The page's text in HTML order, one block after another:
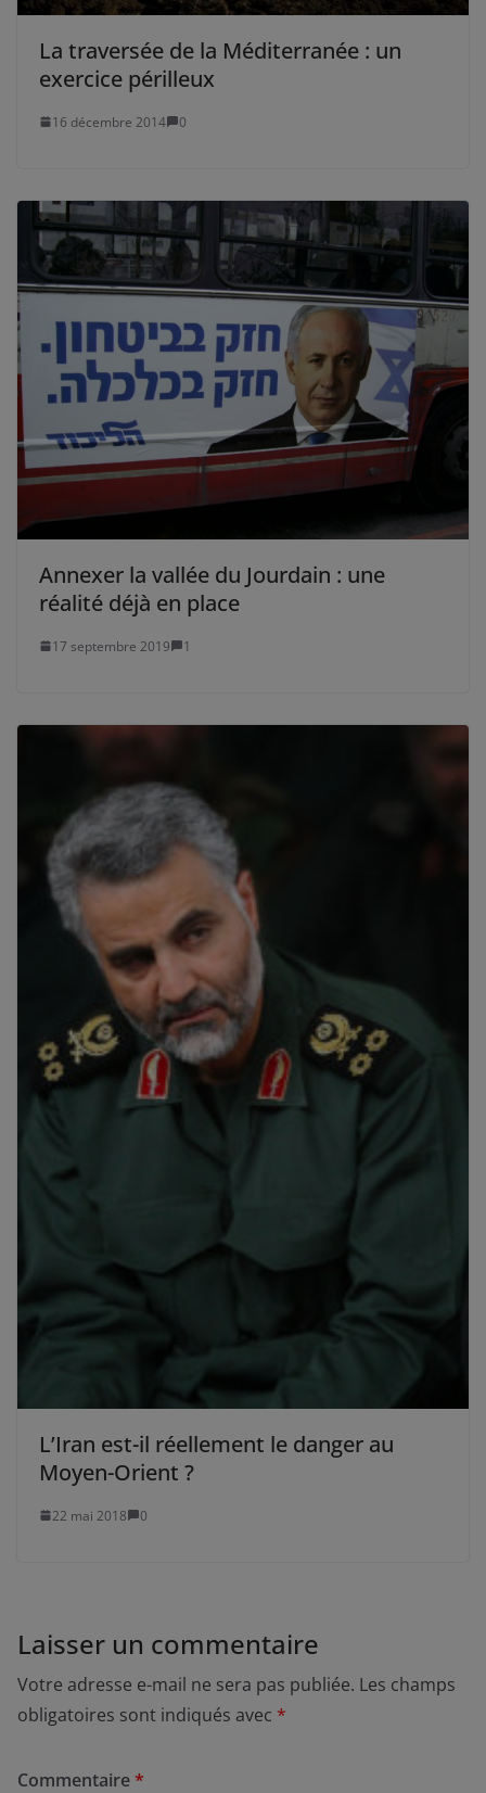
La traversée de la Méditerranée : un
exercice périlleux
16 décembre 2014 0
Annexer la vallée du Jourdain : une
réalité déjà en place
17 septembre 2019 1
L’Iran est-il réellement le danger au
Moyen-Orient ?
22 mai 2018 0
Laisser un commentaire
Votre adresse e-mail ne sera pas publiée. Les champs
obligatoires sont indiqués avec *
Commentaire*